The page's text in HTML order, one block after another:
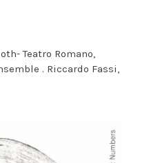
Teatro Romano,
. Riccardo Fassi,